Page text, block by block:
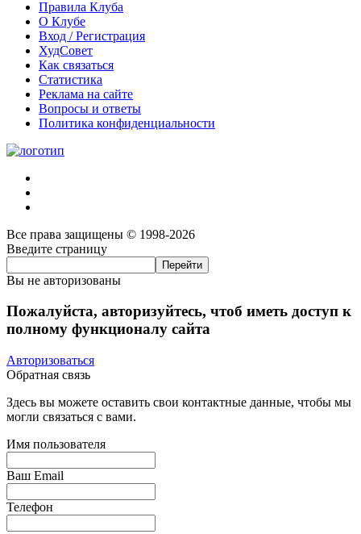
Правила Клуба
О Клубе
Вход / Регистрация
ХудСовет
Как связаться
Статистика
Реклама на сайте
Вопросы и ответы
Политика конфиденциальности
Все права защищены © 1998-2026
Введите страницу
Вы не авторизованы
Пожалуйста, авторизуйтесь, чтоб иметь доступ к
полному функционалу сайта
Авторизоваться
Обратная связь
Здесь вы можете оставить свои контактные данные, чтобы мы
могли связаться с вами.
Имя пользователя
Ваш Email
Телефон